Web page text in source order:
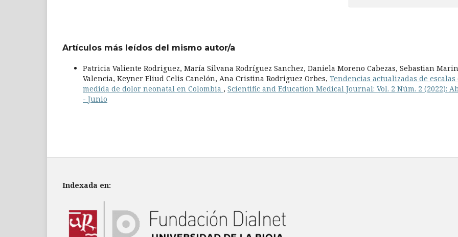
Artículos más leídos del mismo autor/a
Patricia Valiente Rodriguez, María Silvana Rodríguez Sanchez, Daniela Moreno Cabezas, Sebastian Marin
Valencia, Keyner Eliud Celis Canelón, Ana Cristina Rodriguez Orbes, Tendencias actualizadas de escalas
medida de dolor neonatal en Colombia , Scientific and Education Medical Journal: Vol. 2 Núm. 2 (2022):
- Junio
Indexada en: